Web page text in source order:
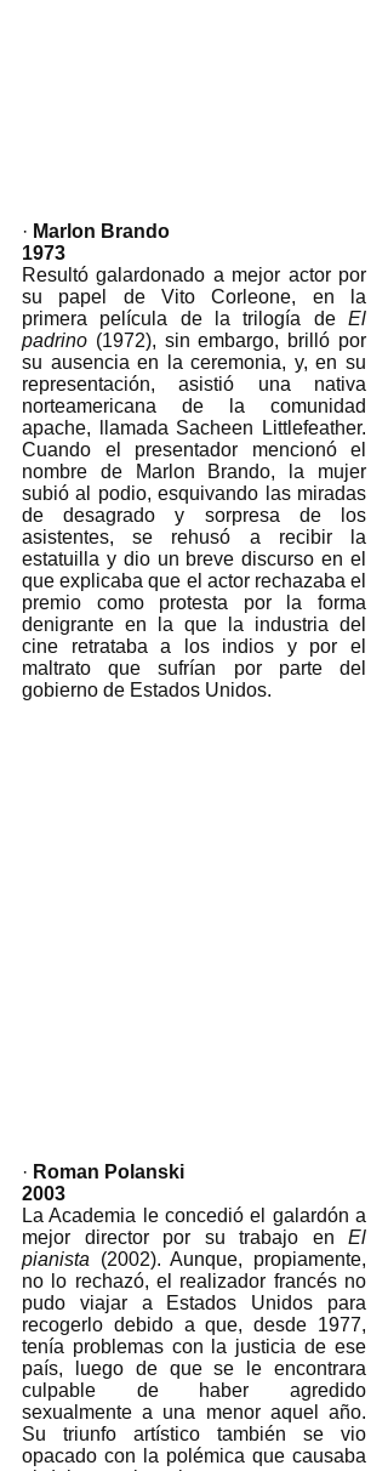
· Marlon Brando
1973
Resultó galardonado a mejor actor por
su papel de Vito Corleone, en la
primera película de la trilogía de El
padrino (1972), sin embargo, brilló por
su ausencia en la ceremonia, y, en su
representación, asistió una nativa
norteamericana de la comunidad
apache, llamada Sacheen Littlefeather.
Cuando el presentador mencionó el
nombre de Marlon Brando, la mujer
subió al podio, esquivando las miradas
de desagrado y sorpresa de los
asistentes, se rehusó a recibir la
estatuilla y dio un breve discurso en el
que explicaba que el actor rechazaba el
premio como protesta por la forma
denigrante en la que la industria del
cine retrataba a los indios y por el
maltrato que sufrían por parte del
gobierno de Estados Unidos.
· Roman Polanski
2003
La Academia le concedió el galardón a
mejor director por su trabajo en El
pianista (2002). Aunque, propiamente,
no lo rechazó, el realizador francés no
pudo viajar a Estados Unidos para
recogerlo debido a que, desde 1977,
tenía problemas con la justicia de ese
país, luego de que se le encontrara
culpable de haber agredido
sexualmente a una menor aquel año.
Su triunfo artístico también se vio
opacado con la polémica que causaba